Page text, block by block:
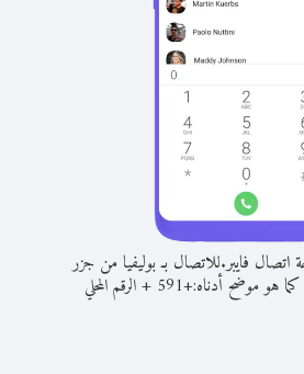
اتصال فايبر.للاتصال بـ بوليفيا من جزر
هو موضح أدناه:+
591
+الرقم المحلي